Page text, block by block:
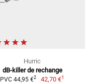
Hurric
dB-killer de rechange
PVC 44,95 €2 42,70 €1